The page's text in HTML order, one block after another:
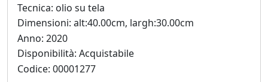
Jimi
Gazzosa
(Domenico
Masullo)
Tecnica: olio su tela
Dimensioni: alt:40.00cm, largh:30.00cm
Anno: 2020
Disponibilità: Acquistabile
Codice: 00001277